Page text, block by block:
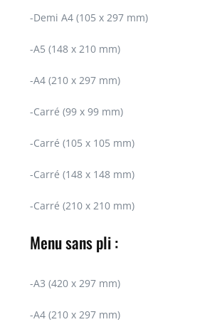
-Demi A4 (105 x 297 mm)
-A5 (148 x 210 mm)
-A4 (210 x 297 mm)
-Carré (99 x 99 mm)
-Carré (105 x 105 mm)
-Carré (148 x 148 mm)
-Carré (210 x 210 mm)
Menu sans pli :
-A3 (420 x 297 mm)
-A4 (210 x 297 mm)